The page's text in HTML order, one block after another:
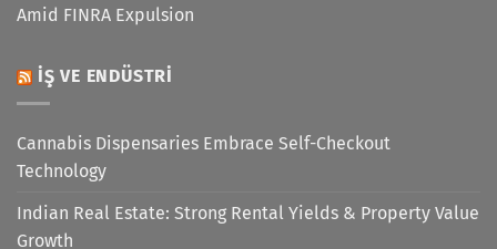
Amid FINRA Expulsion
İŞ VE ENDÜSTRI
Cannabis Dispensaries Embrace Self-Checkout
Technology
Indian Real Estate: Strong Rental Yields & Property Value
Growth